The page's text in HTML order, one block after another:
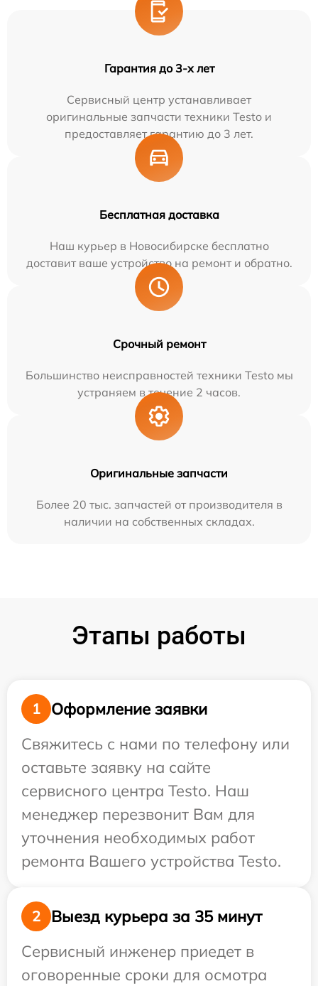
Гарантия до 3-х лет
Сервисный центр устанавливает
оригинальные запчасти техники Testo и
предоставляет гарантию до 3 лет.
Бесплатная доставка
Наш курьер в Новосибирске бесплатно
доставит ваше устройство на ремонт и обратно.
Срочный ремонт
Большинство неисправностей техники Testo мы
устраняем в течение 2 часов.
Оригинальные запчасти
Более 20 тыс. запчастей от производителя в
наличии на собственных складах.
Этапы работы
1
Оформление заявки
Свяжитесь с нами по телефону или
оставьте заявку на сайте
сервисного центра Testo. Наш
менеджер перезвонит Вам для
уточнения необходимых работ
ремонта Вашего устройства Testo.
2
Выезд курьера за 35 минут
Сервисный инженер приедет в
оговоренные сроки для осмотра